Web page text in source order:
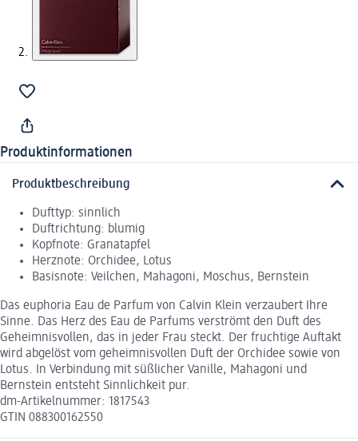
Produktinformationen
Produktbeschreibung
Dufttyp: sinnlich
Duftrichtung: blumig
Kopfnote: Granatapfel
Herznote: Orchidee, Lotus
Basisnote: Veilchen, Mahagoni, Moschus, Bernstein
Das euphoria Eau de Parfum von Calvin Klein verzaubert Ihre
Sinne. Das Herz des Eau de Parfums verströmt den Duft des
Geheimnisvollen, das in jeder Frau steckt. Der fruchtige Auftakt
wird abgelöst vom geheimnisvollen Duft der Orchidee sowie von
Lotus. In Verbindung mit süßlicher Vanille, Mahagoni und
Bernstein entsteht Sinnlichkeit pur.
dm-Artikelnummer: 1817543
GTIN 088300162550